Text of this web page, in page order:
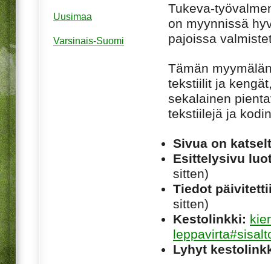
Tukeva-
on myynnissä
pajoissa
Tämän
tekstiilit ja
sekalainen
tekstiilejä ja
Sivua on
Esittelysivu
sitten)
Tiedot
sitten)
Kestolinkki:
Lyhyt
Uusimaa
Varsinais-Suomi